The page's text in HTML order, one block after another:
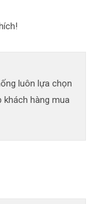
luôn lựa chọn
khách hàng mua